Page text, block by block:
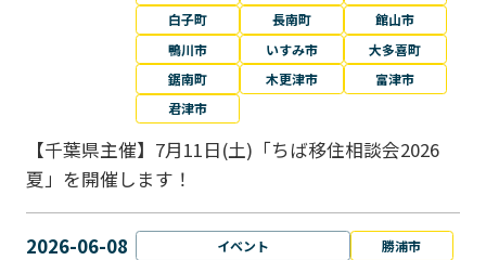
白子町
長南町
館山市
鴨川市
いすみ市
大多喜町
鋸南町
木更津市
富津市
君津市
【千葉県主催】7月11日(土)「ちば移住相談会2026
夏」を開催します！
2026-06-08 イベント 勝浦市